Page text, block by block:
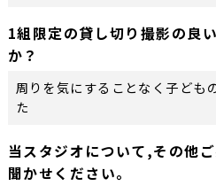
1組限定の貸し切り撮影の良
か？
周りを気にすることなく子ども
た
当スタジオについて,その他
聞かせください。